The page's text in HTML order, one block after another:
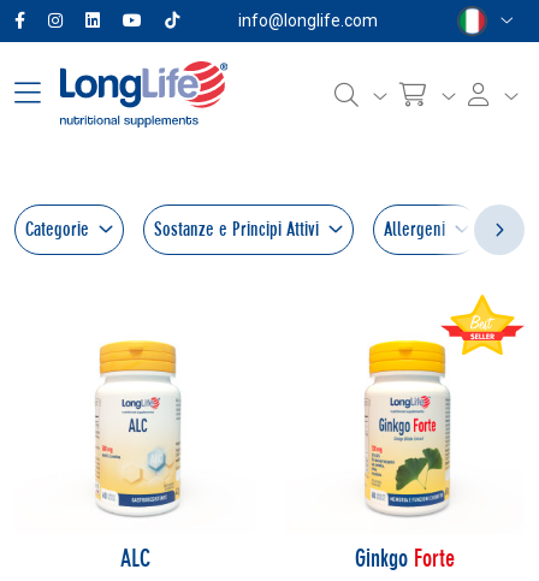
info@longlife.com
Categorie Sostanze e Principi Attivi Allergeni
ALC Ginkgo Forte